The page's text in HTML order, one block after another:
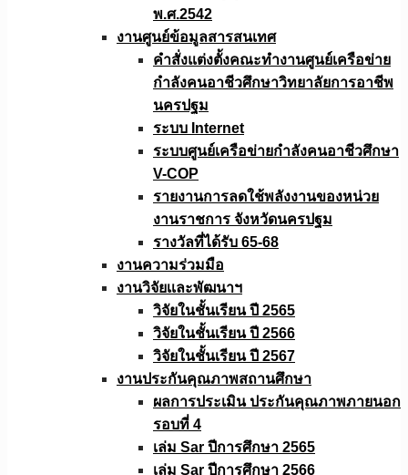
พ.ศ.2542
งานศูนย์ข้อมูลสารสนเทศ
คำสั่งแต่งตั้งคณะทำงานศูนย์เครือข่าย
กำลังคนอาชีวศึกษาวิทยาลัยการอาชีพ
นครปฐม
ระบบ Internet
ระบบศูนย์เครือข่ายกำลังคนอาชีวศึกษา
V-COP
รายงานการลดใช้พลังงานของหน่วย
งานราชการ จังหวัดนครปฐม
รางวัลที่ได้รับ 65-68
งานความร่วมมือ
งานวิจัยเเละพัฒนาฯ
วิจัยในชั้นเรียน ปี 2565
วิจัยในชั้นเรียน ปี 2566
วิจัยในชั้นเรียน ปี 2567
งานประกันคุณภาพสถานศึกษา
ผลการประเมิน ประกันคุณภาพภายนอก
รอบที่ 4
เล่ม Sar ปีการศึกษา 2565
เล่ม Sar ปีการศึกษา 2566